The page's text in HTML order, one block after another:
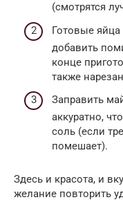
(смотрятся
Готовые яйца
добавить
конце
также
Заправить
аккуратно,
соль (если
помешает).
Здесь и красота, и
желание повторить